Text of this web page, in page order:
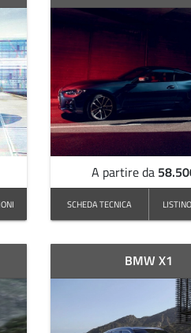
A partire da
SCHEDA TECNICA
BMW X1